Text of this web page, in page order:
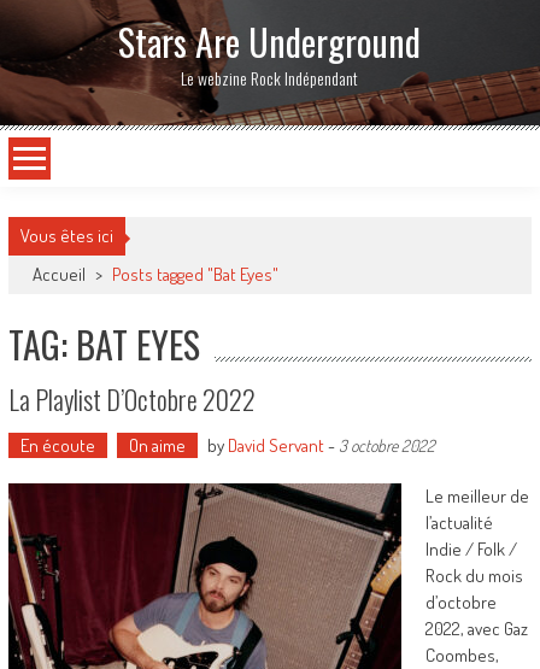
Stars Are Underground
Le webzine Rock Indépendant
Vous êtes ici
Accueil > Posts tagged "Bat Eyes"
TAG: BAT EYES
La Playlist D’Octobre 2022
En écoute On aime by David Servant- 3 octobre 2022
Le meilleur de
l’actualité
Indie / Folk /
Rock du mois
d’octobre
2022, avec Gaz
Coombes,